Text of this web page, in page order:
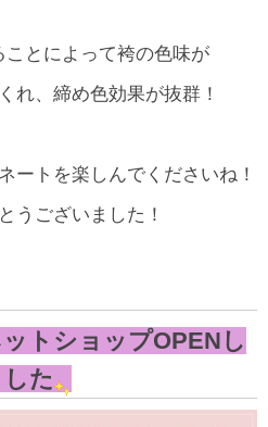
とによって袴の色味が
れ、締め色効果が抜群！
ートを楽しんでくださいね！
うございました！
トショップOPENし
した